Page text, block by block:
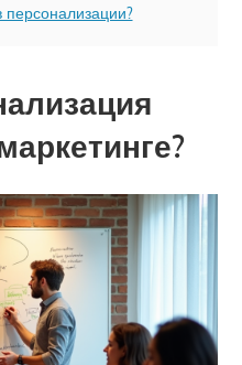
персонализации?